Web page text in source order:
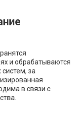
и обрабатываются
за
в связи с